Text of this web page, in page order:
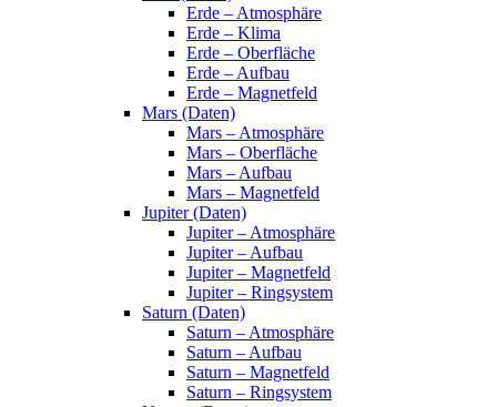
Erde – Atmosphäre
Erde – Klima
Erde – Oberfläche
Erde – Aufbau
Erde – Magnetfeld
Mars (Daten)
Mars – Atmosphäre
Mars – Oberfläche
Mars – Aufbau
Mars – Magnetfeld
Jupiter (Daten)
Jupiter – Atmosphäre
Jupiter – Aufbau
Jupiter – Magnetfeld
Jupiter – Ringsystem
Saturn (Daten)
Saturn – Atmosphäre
Saturn – Aufbau
Saturn – Magnetfeld
Saturn – Ringsystem